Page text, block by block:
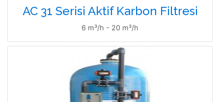
AC 31 Serisi Aktif Karbon Filtresi
6 m³/h - 20 m³/h